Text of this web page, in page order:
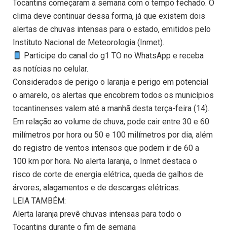
Tocantins começaram a semana com o tempo fechado. O
clima deve continuar dessa forma, já que existem dois
alertas de chuvas intensas para o estado, emitidos pelo
Instituto Nacional de Meteorologia (Inmet).
Participe do canal do g1 TO no WhatsApp e receba
as notícias no celular.
Considerados de perigo o laranja e perigo em potencial
o amarelo, os alertas que encobrem todos os municípios
tocantinenses valem até a manhã desta terça-feira (14).
Em relação ao volume de chuva, pode cair entre 30 e 60
milímetros por hora ou 50 e 100 milímetros por dia, além
do registro de ventos intensos que podem ir de 60 a
100 km por hora. No alerta laranja, o Inmet destaca o
risco de corte de energia elétrica, queda de galhos de
árvores, alagamentos e de descargas elétricas.
LEIA TAMBÉM:
Alerta laranja prevê chuvas intensas para todo o
Tocantins durante o fim de semana